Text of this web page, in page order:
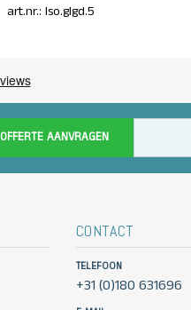
art.nr.: Iso.glgd.5
OFFERTE AANVRAGEN
CONTACT
TELEFOON
+31 (0)180 631696